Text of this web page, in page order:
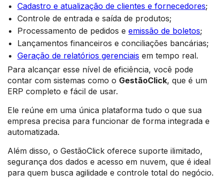
Cadastro e atualização de clientes e fornecedores;
Controle de entrada e saída de produtos;
Processamento de pedidos e emissão de boletos;
Lançamentos financeiros e conciliações bancárias;
Geração de relatórios gerenciais em tempo real.
Para alcançar esse nível de eficiência, você pode
contar com sistemas como o GestãoClick, que é um
ERP completo e fácil de usar.
Ele reúne em uma única plataforma tudo o que sua
empresa precisa para funcionar de forma integrada e
automatizada.
Além disso, o GestãoClick oferece suporte ilimitado,
segurança dos dados e acesso em nuvem, que é ideal
para quem busca agilidade e controle total do negócio.